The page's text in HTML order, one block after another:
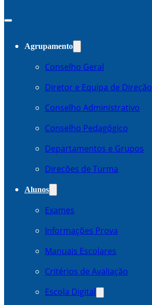
Agrupamento
Conselho Geral
Diretor e Equipa de Direção
Conselho Administrativo
Conselho Pedagógico
Departamentos e Grupos
Direcões de Turma
Alunos
Exames
Informações Prova
Manuais Escolares
Critérios de Avaliação
Escola Digital